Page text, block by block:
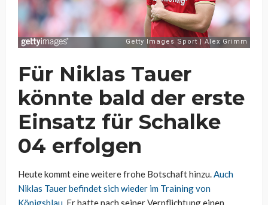
Für Niklas Tauer
könnte bald der erste
Einsatz für Schalke
04 erfolgen
Heute kommt eine weitere frohe Botschaft hinzu.Auch
Niklas Tauer befindet sich wieder im Training von
Königsblau. Er hatte nach seiner Verpflichtung einen